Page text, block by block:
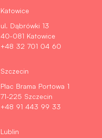
Katowice
ul. Dąbrówki 13
40-081 Katowice
+48 32 701 04 60
Szczecin
Plac Brama Portowa 1
71-225 Szczecin
+48 91 443 99 33
Lublin